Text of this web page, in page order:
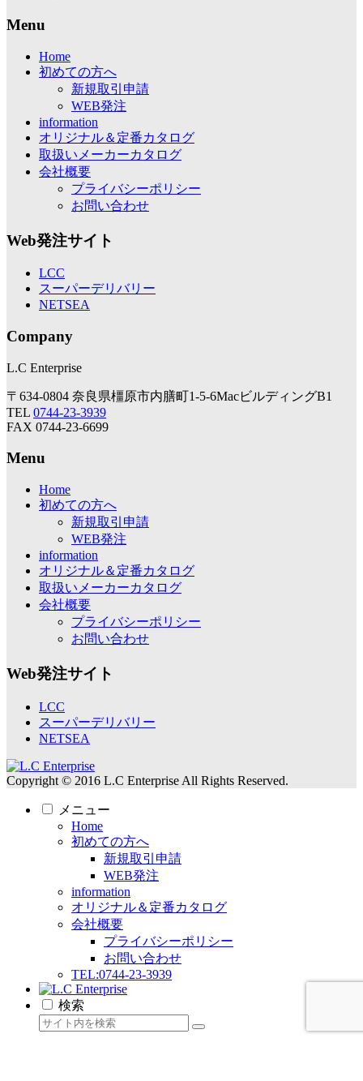
Menu
Home
初めての方へ
新規取引申請
WEB発注
information
オリジナル＆定番カタログ
取扱いメーカーカタログ
会社概要
プライバシーポリシー
お問い合わせ
Web発注サイト
LCC
スーパーデリバリー
NETSEA
Company
L.C Enterprise
〒634-0804 奈良県橿原市内膳町1-5-6MacビルディングB1
TEL 0744-23-3939
FAX 0744-23-6699
Menu
Home
初めての方へ
新規取引申請
WEB発注
information
オリジナル＆定番カタログ
取扱いメーカーカタログ
会社概要
プライバシーポリシー
お問い合わせ
Web発注サイト
LCC
スーパーデリバリー
NETSEA
Copyright © 2016 L.C Enterprise All Rights Reserved.
メニュー
Home
初めての方へ
新規取引申請
WEB発注
information
オリジナル＆定番カタログ
会社概要
プライバシーポリシー
お問い合わせ
TEL:0744-23-3939
検索